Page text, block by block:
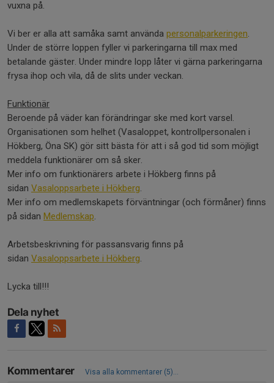
vuxna på.
Vi ber er alla att samåka samt använda personalparkeringen.
Under de större loppen fyller vi parkeringarna till max med
betalande gäster. Under mindre lopp låter vi gärna parkeringarna
frysa ihop och vila, då de slits under veckan.
Funktionär
Beroende på väder kan förändringar ske med kort varsel.
Organisationen som helhet (Vasaloppet, kontrollpersonalen i
Hökberg, Öna SK) gör sitt bästa för att i så god tid som möjligt
meddela funktionärer om så sker.
Mer info om funktionärers arbete i Hökberg finns på
sidan Vasaloppsarbete i Hökberg.
Mer info om medlemskapets förväntningar (och förmåner) finns
på sidan Medlemskap.
Arbetsbeskrivning för passansvarig finns på
sidan Vasaloppsarbete i Hökberg.
Lycka till!!!
Dela nyhet
Kommentarer Visa alla kommentarer (5)...